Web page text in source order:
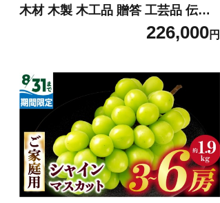
木材 木製 木工品 贈答 工芸品 伝統
漆器山富 香川県 三木町 |_mk034-0
226,000円